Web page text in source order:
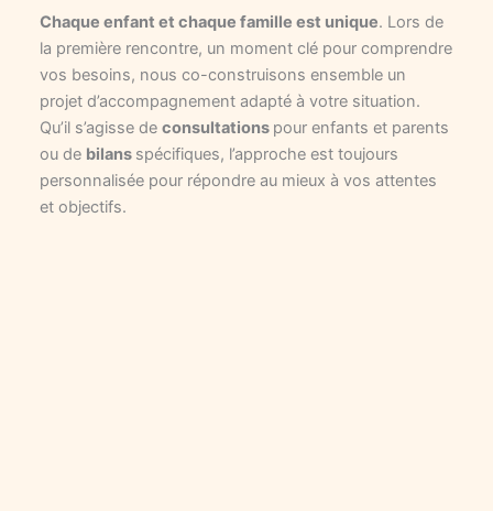
Chaque enfant et chaque famille est unique. Lors de
la première rencontre, un moment clé pour comprendre
vos besoins, nous co-construisons ensemble un
projet d’accompagnement adapté à votre situation.
Qu’il s’agisse deconsultations pour enfants et parents
ou de bilans spécifiques, l’approche est toujours
personnalisée pour répondre au mieux à vos attentes
et objectifs.